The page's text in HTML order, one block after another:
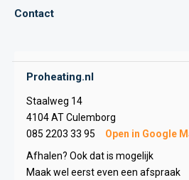
Contact
Proheating.nl
Staalweg 14
4104 AT Culemborg
085 2203 33 95
Open in Google
Afhalen? Ook dat is mogelijk
Maak wel eerst even een afspraak